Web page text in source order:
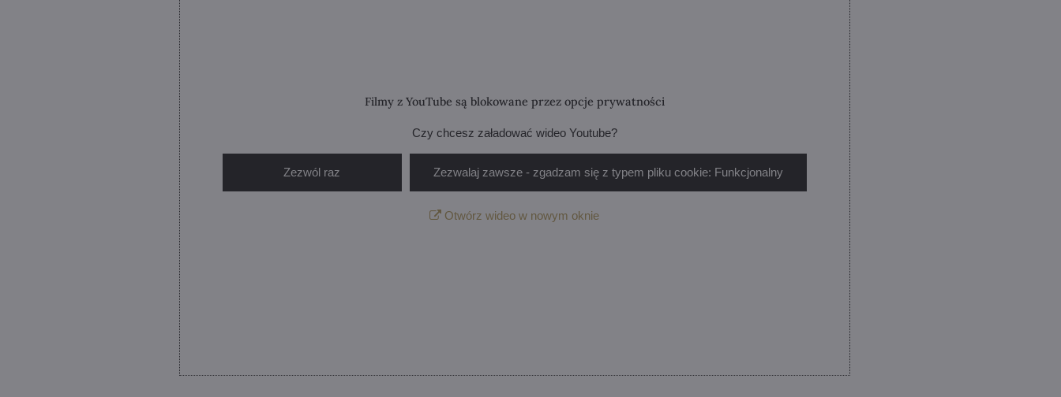
Filmy z YouTube są blokowane przez opcje prywatności
Czy chcesz załadować wideo Youtube?
Zezwól raz Zezwalaj zawsze - zgadzam się z typem pliku cookie: Funkcjonalny
Otwórz wideo w nowym oknie